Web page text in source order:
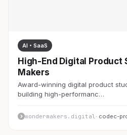
AI・SaaS
High-End Digital Product
Makers
Award-winning digital product
building high-performanc…
wondermakers.digital · codec-